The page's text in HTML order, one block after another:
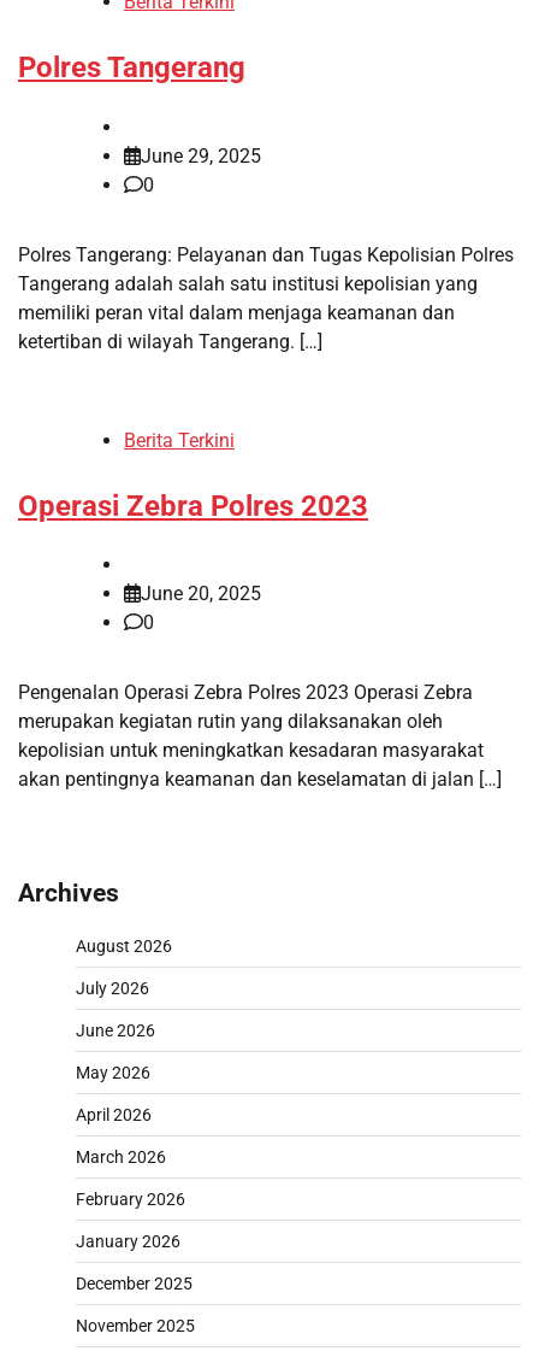
Polres Tangerang
June 29, 2025
0
Polres Tangerang: Pelayanan dan Tugas Kepolisian Polres
Tangerang adalah salah satu institusi kepolisian yang
memiliki peran vital dalam menjaga keamanan dan
ketertiban di wilayah Tangerang. […]
Berita Terkini
Operasi Zebra Polres 2023
June 20, 2025
0
Pengenalan Operasi Zebra Polres 2023 Operasi Zebra
merupakan kegiatan rutin yang dilaksanakan oleh
kepolisian untuk meningkatkan kesadaran masyarakat
akan pentingnya keamanan dan keselamatan di jalan […]
Archives
August 2026
July 2026
June 2026
May 2026
April 2026
March 2026
February 2026
January 2026
December 2025
November 2025